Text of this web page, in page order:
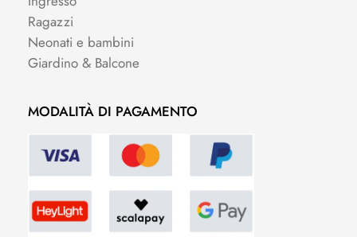
Ragazzi
Neonati e bambini
Giardino & Balcone
MODALITÀ DI PAGAMENTO